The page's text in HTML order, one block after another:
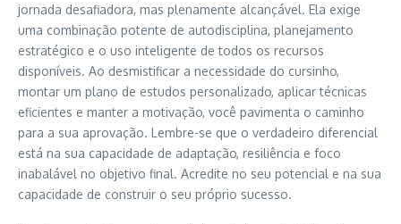
jornada desafiadora, mas plenamente alcançável. Ela exige
uma combinação potente de autodisciplina, planejamento
estratégico e o uso inteligente de todos os recursos
disponíveis. Ao desmistificar a necessidade do cursinho,
montar um plano de estudos personalizado, aplicar técnicas
eficientes e manter a motivação, você pavimenta o caminho
para a sua aprovação. Lembre-se que o verdadeiro diferencial
está na sua capacidade de adaptação, resiliência e foco
inabalável no objetivo final. Acredite no seu potencial e na sua
capacidade de construir o seu próprio sucesso.